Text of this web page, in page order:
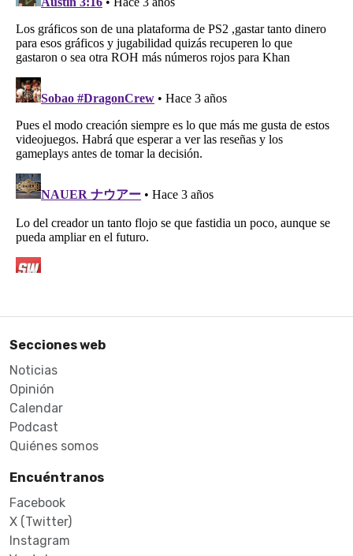
Secciones web
Noticias
Opinión
Calendar
Podcast
Quiénes somos
Encuéntranos
Facebook
X (Twitter)
Instagram